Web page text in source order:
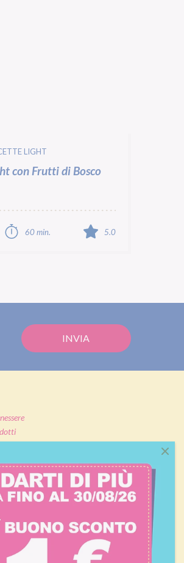
LIGHT
con Frutti di Bosco
60 min. 5.0
Pesoforma
BMI
RISPONDE